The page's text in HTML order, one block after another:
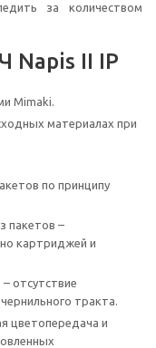
за количеством
Napis II IP
Mimaki.
материалах при
по принципу
пакетов –
картриджей и
отсутствие
тракта.
цветопередача и